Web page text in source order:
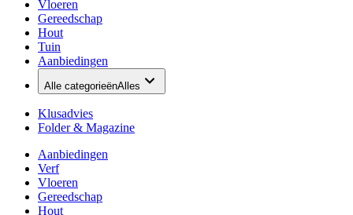
Vloeren
Gereedschap
Hout
Tuin
Aanbiedingen
Alle categorieënAlles
Klusadvies
Folder & Magazine
Aanbiedingen
Verf
Vloeren
Gereedschap
Hout